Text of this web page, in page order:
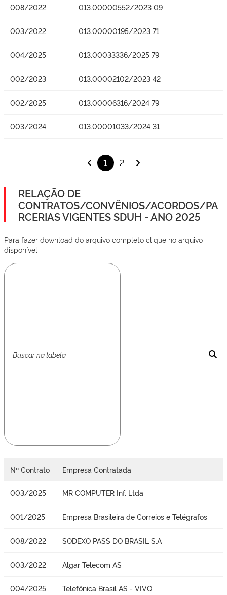
008/2022 013.00000552/2023 09
003/2022 013.00000195/2023 71
004/2025 013.00033336/2025 79
002/2023 013.00002102/2023 42
002/2025 013.00006316/2024 79
003/2024 013.00001033/2024 31
1 2
RELAÇÃO DE
CONTRATOS/CONVÊNIOS/ACORDOS/PA
RCERIAS VIGENTES SDUH - ANO 2025
Para fazer download do arquivo completo clique no arquivo
disponível
Nº Contrato Empresa Contratada
003/2025 MR COMPUTER Inf. Ltda
001/2025 Empresa Brasileira de Correios e Telégrafos
008/2022 SODEXO PASS DO BRASIL S.A
003/2022 Algar Telecom AS
004/2025 Telefônica Brasil AS - VIVO